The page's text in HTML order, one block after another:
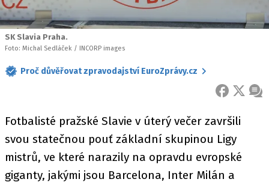
SK Slavia Praha.
Foto: Michal Sedláček / INCORP images
Proč důvěřovat zpravodajství EuroZprávy.cz
FACEBOOK
X
Fotbalisté pražské Slavie v úterý večer završili
svou statečnou pouť základní skupinou Ligy
mistrů, ve které narazily na opravdu evropské
giganty, jakými jsou Barcelona, Inter Milán a